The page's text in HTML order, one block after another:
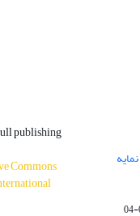
مجله فیزیک زمین و فضا در پایگاه بین المللی DOAJ نمایه
publishing
Commons